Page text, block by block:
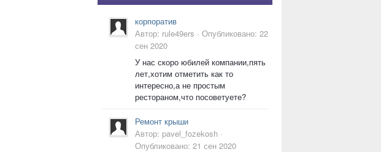
корпоратив
Автор: rule49ers · Опубликовано: 22
сен 2020
У нас скоро юбилей компании,пять
лет,хотим отметить как то
интересно,а не простым
рестораном,что посоветуете?
Ремонт крыши
Автор: pavel_fozekosh ·
Опубликовано: 21 сен 2020